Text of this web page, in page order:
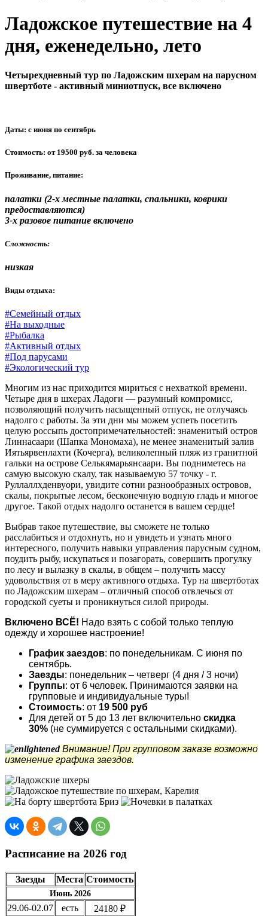
Ладожское путешествие на 4
дня, еженедельно, лето
Четырехдневный тур по Ладожским шхерам на парусном
швертботе - активный миниотпуск, все включено
Даты: с июня по сентябрь
Стоимость: от 19500 руб. за человека
Проживание, питание:
палатки (2-х местные палатки, спальники, коврики
предоставляются)
3-х разовое питание включено
Сложность:
низкая
Виды отдыха:
#Семейный отдых
#На выходные
#Рыбалка
#Активный отдых
#Под парусами
#Экологический тур
Многим из нас приходится мириться с нехваткой времени.
Четыре дня в шхерах Ладоги — разумный компромисс,
позволяющий получить насыщенный отпуск, не отлучаясь
надолго с работы. За эти дни мы можем успеть посетить
целую россыпь достопримечательностей: знаменитый остров
Линнасаари (Шапка Мономаха), не менее знаменитый залив
Иятьярвенлахти (Кочерга), великолепный пляж из гранитной
гальки на острове Селькямарьянсаари. Вы подниметесь на
самую высокую скалу, так называемую 57 точку - г.
Руллаллхденвуори, увидите сотни разнообразных островов,
скалы, покрытые лесом, бесконечную водную гладь и многое
другое. Такой отдых надолго останется в вашем сердце!
Выбрав такое путешествие, вы сможете не только
расслабиться и отдохнуть, но и увидеть и узнать много
интересного, получить навыки управления парусным судном,
поудить рыбу, искупаться и позагорать, совершить прогулку
по лесу и вылазку в скалы, в общем – получить массу
удовольствия от в меру активного отдыха. Тур на швертботах
по Ладожским шхерам – отличный способ отвлечься от
городской суеты и проникнуться силой природы.
Включено ВСЁ! Надо взять с собой только теплую
одежду и хорошее настроение!
График заездов: по понедельникам. С июня по
сентябрь.
Заезды: понедельник – четверг (4 дня / 3 ночи)
Группы: от 6 человек. Принимаются заявки на
групповые и индивидуальные туры!
Стоимость: от 19 500 руб
Для детей от 5 до 13 лет включительно скидка
30% (не суммируется с остальными скидками).
Внимание! При групповом заказе возможно
изменение графика заездов.
Расписание на 2026 год
Заезды Места Стоимость
Июнь 2026
29.06-02.07 есть 24180 ₽